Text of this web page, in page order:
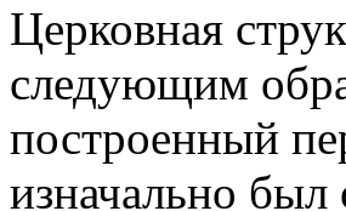
Церковная
следующим
построенный
изначально